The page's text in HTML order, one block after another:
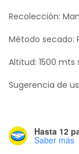
Recolección:
Método secado:
Altitud: 1500 mts
Sugerencia de
Hasta 12
Saber más